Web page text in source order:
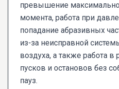
превышение
момента, работа при
попадание абразивных
из-за неисправной
воздуха, а также работа
пусков и остановов без
пауз.